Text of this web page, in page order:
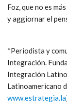
Foz, que no es
y aggiornar el
*Periodista y
Integración.
Integración
Latinoamericano
www.estrategia.la